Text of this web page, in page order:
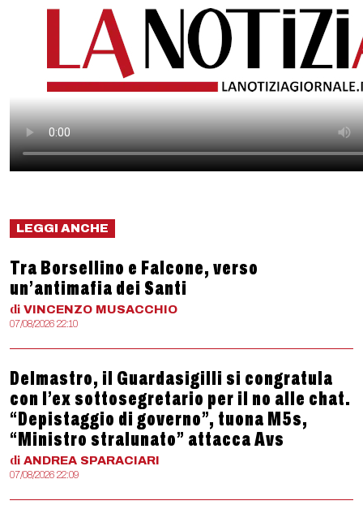
LEGGI ANCHE
Tra Borsellino e Falcone, verso
un’antimafia dei Santi
di VINCENZO MUSACCHIO
07/08/2026 22:10
Delmastro, il Guardasigilli si congratula
con l’ex sottosegretario per il no alle chat.
“Depistaggio di governo”, tuona M5s,
“Ministro stralunato” attacca Avs
di ANDREA SPARACIARI
07/08/2026 22:09